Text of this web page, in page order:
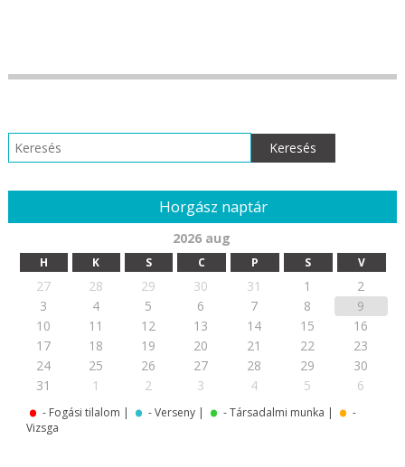
Keresés:
Horgász naptár
2026 aug
H K S C P S V
27 28 29 30 31 1
2
3
4 5 6 7 8
9
10
11 12 13 14 15
16
17
18 19 20 21 22
23
24
25 26 27 28 29
30
31
1 2 3 4 5 6
.- Fogási tilalom | .- Verseny | . - Társadalmi munka | . -
Vizsga